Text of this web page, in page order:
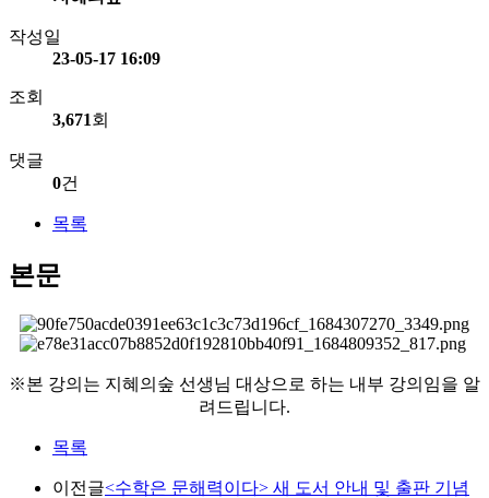
작성일
23-05-17 16:09
조회
3,671회
댓글
0건
목록
본문
※본 강의는 지혜의숲 선생님 대상으로 하는 내부 강의임을 알
려드립니다.
목록
이전글<수학은 문해력이다> 새 도서 안내 및 출판 기념